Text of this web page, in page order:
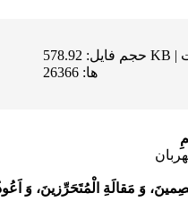
حجم فایل: 578.92 KB | دریافت
ها: 26366